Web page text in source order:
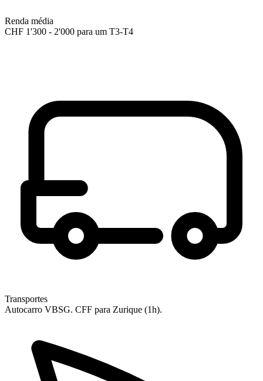
Renda média
CHF 1'300 - 2'000 para um T3-T4
Transportes
Autocarro VBSG. CFF para Zurique (1h).